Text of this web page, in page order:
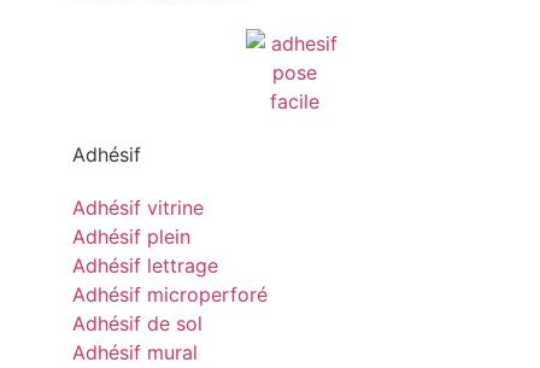
Adhésif
Adhésif vitrine
Adhésif plein
Adhésif lettrage
Adhésif microperforé
Adhésif de sol
Adhésif mural